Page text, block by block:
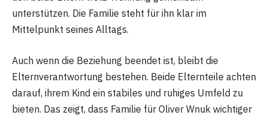
unterstützen. Die Familie steht für ihn klar im
Mittelpunkt seines Alltags.
Auch wenn die Beziehung beendet ist, bleibt die
Elternverantwortung bestehen. Beide Elternteile achten
darauf, ihrem Kind ein stabiles und ruhiges Umfeld zu
bieten. Das zeigt, dass Familie für Oliver Wnuk wichtiger